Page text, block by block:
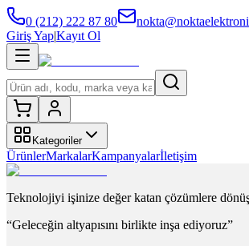
0 (212) 222 87 80
Giriş Yap|Kayıt Ol
Kategoriler
ÜrünlerMarkalarKampanyalarİletişim
Teknolojiyi işinize değer katan çözümlere
“Geleceğin altyapısını birlikte inşa ediyoruz”